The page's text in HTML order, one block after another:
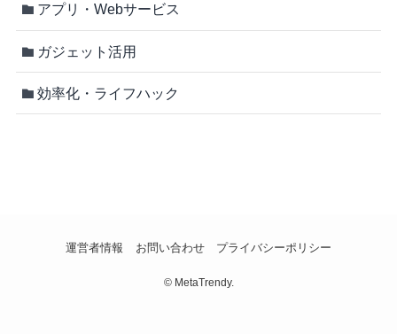
アプリ・Webサービス
ガジェット活用
効率化・ライフハック
運営者情報 お問い合わせ プライバシーポリシー
©MetaTrendy.